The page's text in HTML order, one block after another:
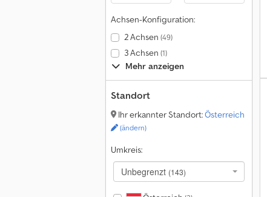
Achsen-Konfiguration:
2 Achsen (49)
3 Achsen (1)
Mehr anzeigen
Standort
Ihr erkannter Standort:Österreich
(ändern)
Umkreis:
Unbegrenzt (143)